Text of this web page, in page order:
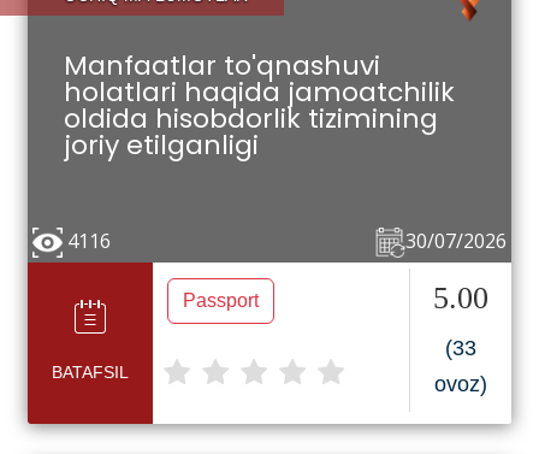
Manfaatlar to'qnashuvi
holatlari haqida jamoatchilik
oldida hisobdorlik tizimining
joriy etilganligi
30/07/2026
4116
BATAFSIL
Passport 5.00
(33
ovoz)